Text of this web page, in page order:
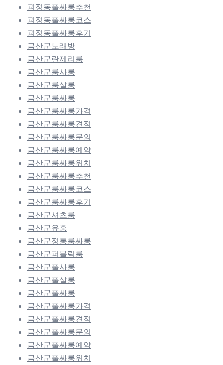
괴정동풀싸롱추천
괴정동풀싸롱코스
괴정동풀싸롱후기
금산군노래방
금산군란제리룸
금산군룸사롱
금산군룸살롱
금산군룸싸롱
금산군룸싸롱가격
금산군룸싸롱견적
금산군룸싸롱문의
금산군룸싸롱예약
금산군룸싸롱위치
금산군룸싸롱추천
금산군룸싸롱코스
금산군룸싸롱후기
금산군셔츠룸
금산군유흥
금산군정통룸싸롱
금산군퍼블릭룸
금산군풀사롱
금산군풀살롱
금산군풀싸롱
금산군풀싸롱가격
금산군풀싸롱견적
금산군풀싸롱문의
금산군풀싸롱예약
금산군풀싸롱위치